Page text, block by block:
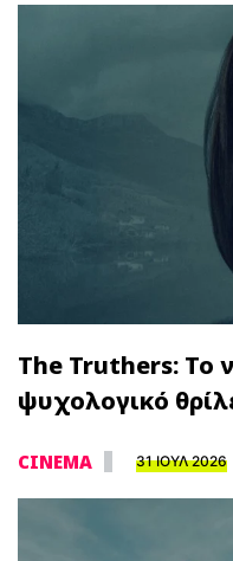
The Truthers: Το
ψυχολογικό
CINEMA 31 ΙΟΥΛ 2026